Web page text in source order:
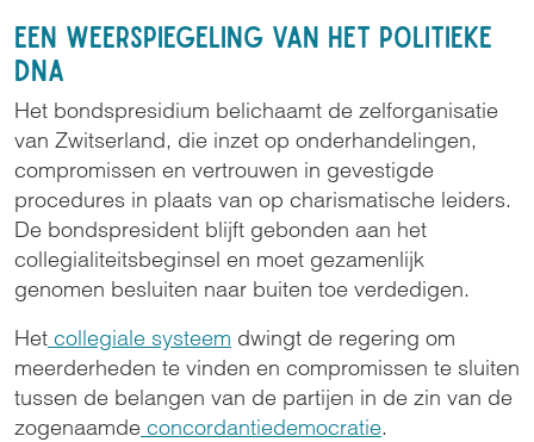
Een weerspiegeling van het politieke
DNA
Het bondspresidium belichaamt de zelforganisatie
van Zwitserland, die inzet op onderhandelingen,
compromissen en vertrouwen in gevestigde
procedures in plaats van op charismatische leiders.
De bondspresident blijft gebonden aan het
collegialiteitsbeginsel en moet gezamenlijk
genomen besluiten naar buiten toe verdedigen.
Het collegiale systeem dwingt de regering om
meerderheden te vinden en compromissen te sluiten
tussen de belangen van de partijen in de zin van de
zogenaamde concordantiedemocratie.